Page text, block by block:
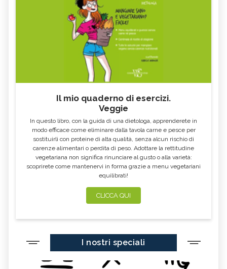
Il mio quaderno di esercizi.
Veggie
In questo libro, con la guida di una dietologa, apprenderete in
modo efficace come eliminare dalla tavola carne e pesce per
sostituirli con proteine di alta qualità, senza alcun rischio di
carenze alimentari o perdita di peso. Adottare la rettitudine
vegetariana non significa rinunciare al gusto o alla varietà:
scoprirete come mantenervi in forma grazie a menu vegetariani
equilibrati!
CLICCA QUI
I nostri speciali